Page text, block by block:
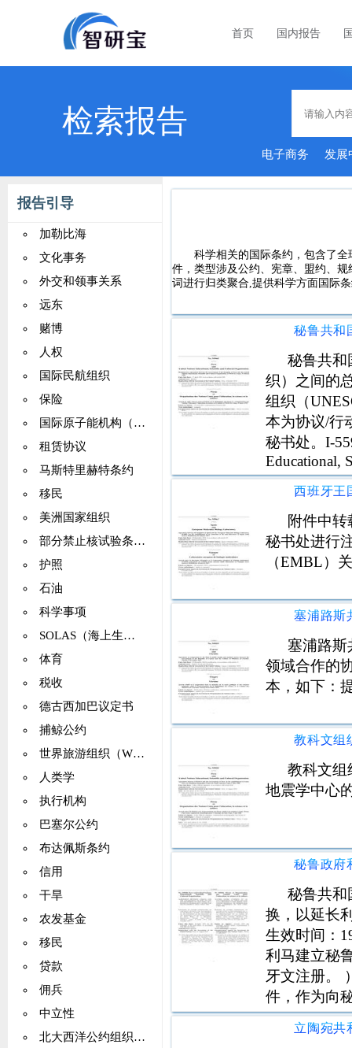
首页 国内报告
检索报告
电子商务 发展
报告引导
加勒比海
文化事务
外交和领事关系
远东
赌博
人权
国际民航组织
保险
国际原子能机构（IAEA）
租赁协议
马斯特里赫特条约
移民
美洲国家组织
部分禁止核试验条约（PTBT）
护照
石油
科学事项
SOLAS（海上生命安全）
体育
税收
德古西加巴议定书
捕鲸公约
世界旅游组织（WTO）
人类学
执行机构
巴塞尔公约
布达佩斯条约
信用
干旱
农发基金
移民
贷款
佣兵
中立性
北大西洋公约组织（NATO）
科学相关的国际条约，包含了全
件，类型涉及公约、宪章、盟约、
词进行归类聚合,提供科学方面国际
秘鲁共和
织）之间的
组织（
本为协议/行
秘书处。I-
Educational,
Agre
附件中转
秘书处进行
（EMBL）
塞浦路斯
领域合作的
本，如下：
教科文组
地震学中心
秘鲁共和
换，以延长
生效时间：
利马建立秘
牙文注册。
件，作为向